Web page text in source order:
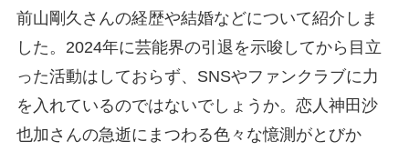
前山剛久さんの経歴や結婚などについて紹介しま
した。2024年に芸能界の引退を示唆してから目立
った活動はしておらず、SNSやファンクラブに力
を入れているのではないでしょうか。恋人神田沙
也加さんの急逝にまつわる色々な憶測がとびか